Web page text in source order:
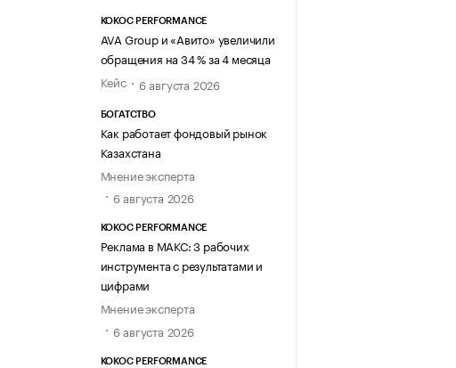
KOKOC PERFORMANCE
AVA Group и «Авито» увеличили
обращения на 34 % за 4 месяца
Кейс
6 августа 2026
БОГАТСТВО
Как работает фондовый рынок
Казахстана
Мнение эксперта
6 августа 2026
KOKOC PERFORMANCE
Реклама в МАКС: 3 рабочих
инструмента с результатами и
цифрами
Мнение эксперта
6 августа 2026
KOKOC PERFORMANCE